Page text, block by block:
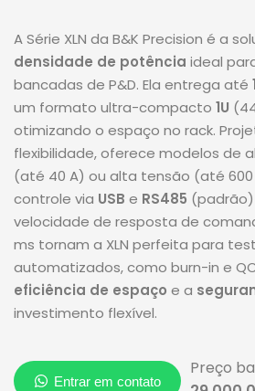
A Série XLN da B&K Precision é a
densidade de potência ideal
bancadas de P&D. Ela entrega até
um formato ultra-compacto 1U
otimizando o espaço no rack.
flexibilidade, oferece modelos de
(até 40 A) ou alta tensão (até 600
controle via USB e RS485
velocidade de resposta de
ms tornam a XLN perfeita para
automatizados, como burn-in e
eficiência de espaço e a
investimento flexível.
Preço